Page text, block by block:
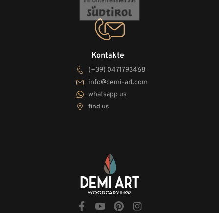
Kontakte
(+39) 0471793468
info@demi-art.com
whatsapp us
find us